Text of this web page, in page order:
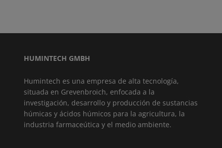
HUMINTECH GMBH
Humintech es una empresa de alta tecnología,
situada en Grevenbroich, enfocada a la
investigación, desarrollo y producción de sustancias
húmicas y ácidos húmicos para la agricultura, la
industria farmaceútica y el medio ambiente.